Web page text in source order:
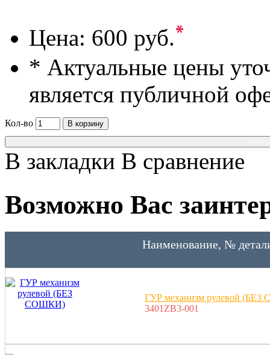
Цена: 600 руб.*
* Актуальные цены
является публичной
Кол-во
В корзину
В закладки В сравнение
Возможно Вас
Наименование, №
ГУР механизм рулевой
3401ZB3-001